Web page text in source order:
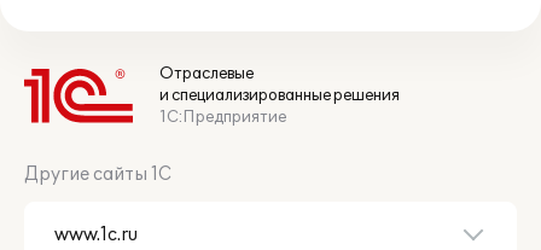
Отраслевые
и специализированные решения
1С:Предприятие
Другие сайты 1С